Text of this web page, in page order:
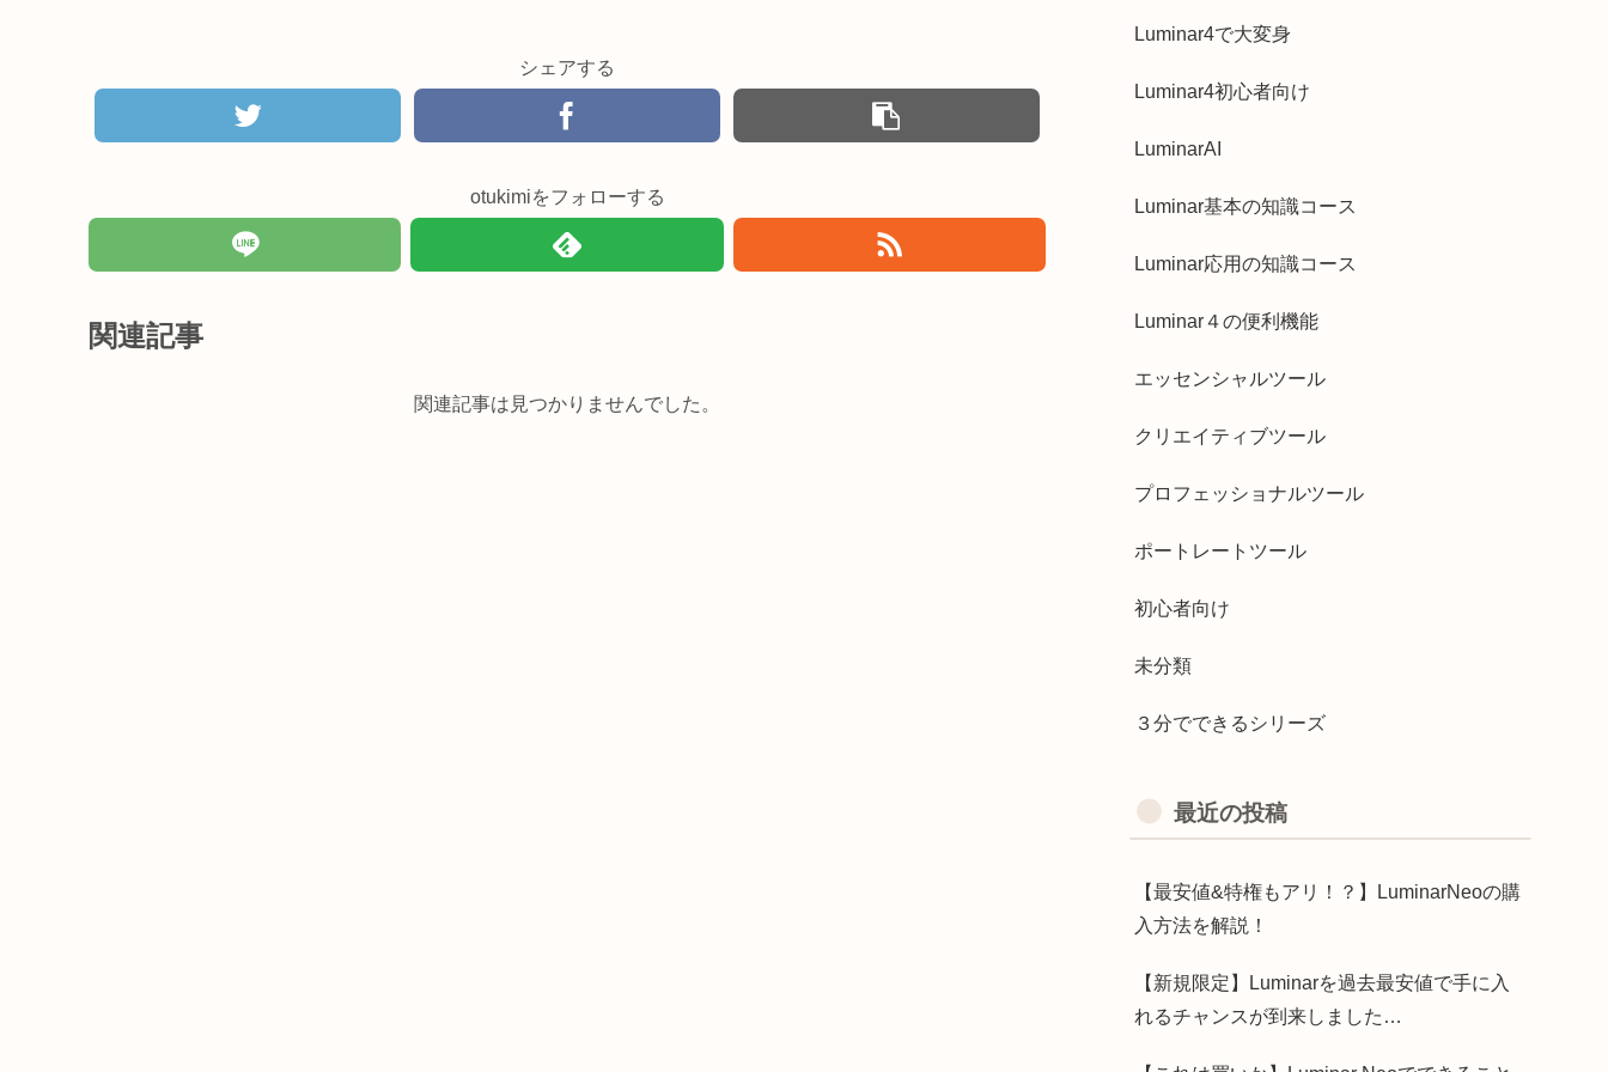
シェアする
otukimiをフォローする
関連記事
関連記事は見つかりませんでした。
Luminar4で大変身
Luminar4初心者向け
LuminarAI
Luminar基本の知識コース
Luminar応用の知識コース
Luminar４の便利機能
エッセンシャルツール
クリエイティブツール
プロフェッショナルツール
ポートレートツール
初心者向け
未分類
３分でできるシリーズ
最近の投稿
【最安値&特権もアリ！？】LuminarNeoの購
入方法を解説！
【新規限定】Luminarを過去最安値で手に入
れるチャンスが到来しました…